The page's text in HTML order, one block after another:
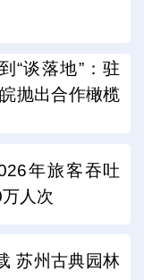
“谈落地”：驻
抛出合作橄榄
年旅客吞吐
人次
苏州古典园林